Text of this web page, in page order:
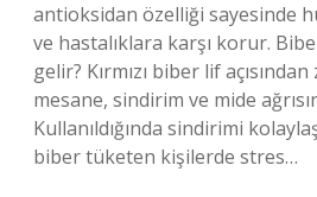
antioksidan özelliği sayesinde
ve hastalıklara karşı korur.
gelir? Kırmızı biber lif
mesane, sindirim ve mide
Kullanıldığında sindirimi
biber tüketen kişilerde stres…